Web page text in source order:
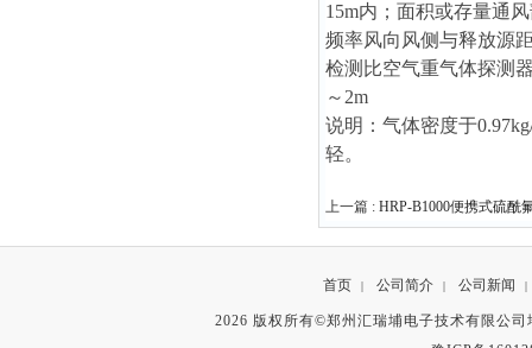
15m内；面积或存量通
频率风向风侧与释放源
检测比空气重气体探测
～2m
说明：气体密度于
轻。
上一篇 : HRP-B1000便携式硫酰
首页 | 公司简介 | 公司新闻 |
2026 版权所有©郑州汇瑞埔电子技术有限公